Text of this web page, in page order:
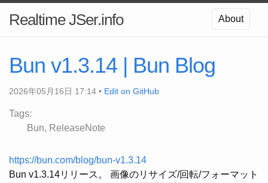
Realtime JSer.info About
Bun v1.3.14 | Bun Blog
2026年05月16日 17:14 • Edit on GitHub
Tags:
Bun
ReleaseNote
https://bun.com/blog/bun-v1.3.14
Bun v1.3.14リリース。 画像のリサイズ/回転/フォーマット